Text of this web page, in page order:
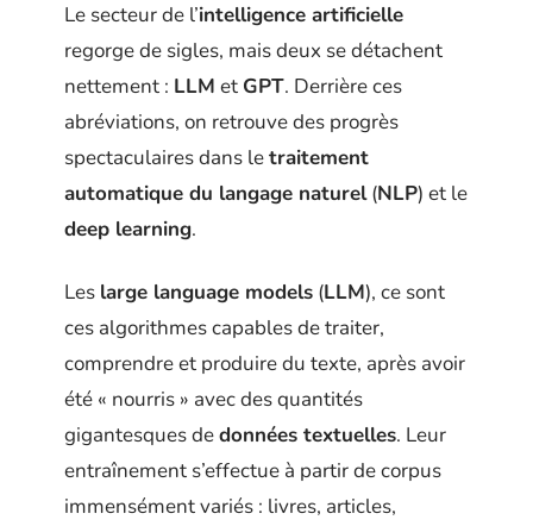
Le secteur de l’intelligence artificielle
regorge de sigles, mais deux se détachent
nettement : LLM et GPT. Derrière ces
abréviations, on retrouve des progrès
spectaculaires dans letraitement
automatique du langage naturel(NLP) et le
deep learning.
Les large language models (LLM), ce sont
ces algorithmes capables de traiter,
comprendre et produire du texte, après avoir
été « nourris » avec des quantités
gigantesques dedonnées textuelles. Leur
entraînement s’effectue à partir de corpus
immensément variés : livres, articles,